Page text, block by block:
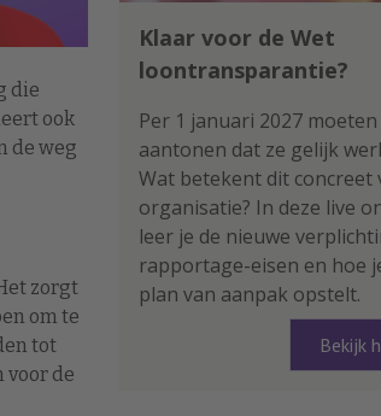
die
ook
de weg
zorgt
om te
tot
de
Klaar voor de Wet
loontransparantie?
Per 1 januari 2027
aantonen dat ze gelijk
Wat betekent dit concreet
organisatie? In deze live
leer je de nieuwe
rapportage-eisen en hoe
plan van aanpak opstelt.
Bekijk